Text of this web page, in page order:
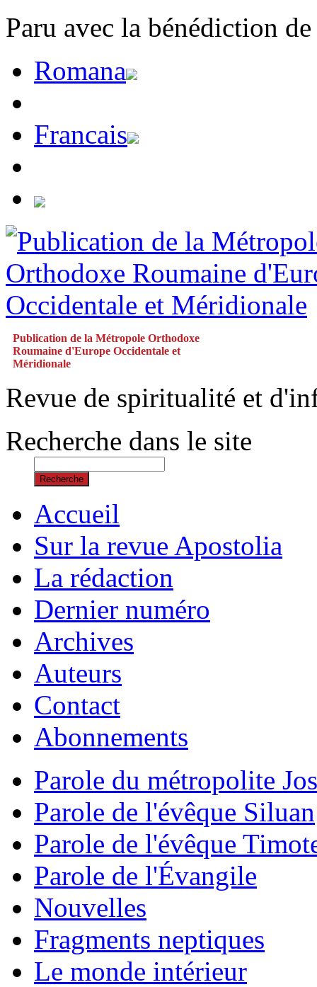
Paru avec la bénédiction
Romana
Francais
Publication de la Métropole Orthodoxe
Roumaine d'Europe Occidentale et
Méridionale
Revue de spiritualité et
Recherche dans le site
Recherche
Accueil
Sur la revue Apostolia
La rédaction
Dernier numéro
Archives
Auteurs
Contact
Abonnements
Parole du métropolite
Parole de l'évêque Siluan
Parole de l'évêque
Parole de l'Évangile
Nouvelles
Fragments neptiques
Le monde intérieur